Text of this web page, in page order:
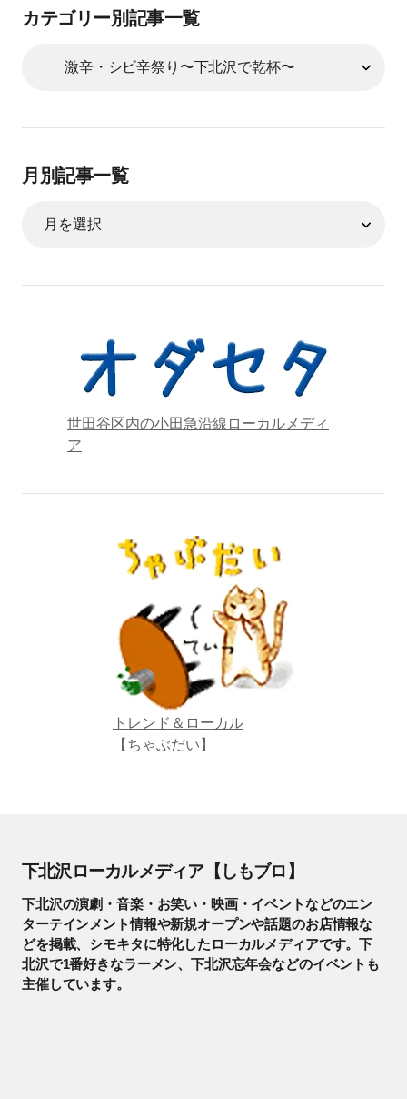
カテゴリー別記事一覧
月別記事一覧
世田谷区内の小田急沿線ローカルメディ
ア
トレンド＆ローカル
【ちゃぶだい】
下北沢ローカルメディア【しもブロ】
下北沢の演劇・音楽・お笑い・映画・イベントなどのエン
ターテインメント情報や新規オープンや話題のお店情報な
どを掲載、シモキタに特化したローカルメディアです。下
北沢で1番好きなラーメン、下北沢忘年会などのイベントも
主催しています。